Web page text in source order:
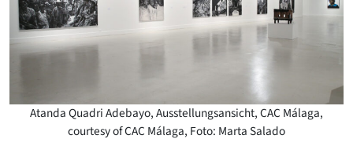
Atanda Quadri Adebayo, Ausstellungsansicht, CAC Málaga,
courtesy of CAC Málaga, Foto: Marta Salado